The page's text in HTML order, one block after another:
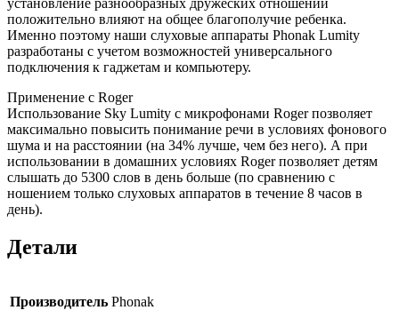
положительно влияют на общее благополучие ребенка.
Именно поэтому наши слуховые аппараты Phonak Lumity
разработаны с учетом возможностей универсального
подключения к гаджетам и компьютеру.
Применение с Roger
Использование Sky Lumity с микрофонами Roger позволяет
максимально повысить понимание речи в условиях фонового
шума и на расстоянии (на 34% лучше, чем без него). А при
использовании в домашних условиях Roger позволяет детям
слышать до 5300 слов в день больше (по сравнению с
ношением только слуховых аппаратов в течение 8 часов в
день).
Детали
Производитель Phonak